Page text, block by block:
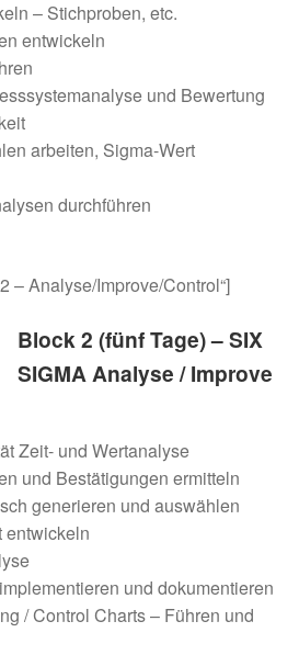
– Stichproben, etc.
entwickeln
und Bewertung
arbeiten, Sigma-Wert
durchführen
– Analyse/Improve/Control“]
Block 2 (fünf Tage) – SIX
SIGMA Analyse / Improve
Zeit- und Wertanalyse
und Bestätigungen ermitteln
generieren und auswählen
entwickeln
und dokumentieren
/ Control Charts – Führen und